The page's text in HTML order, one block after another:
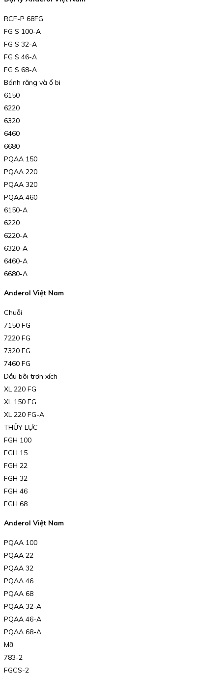
RCF-P 68FG
FG S 100-A
FG S 32-A
FG S 46-A
FG S 68-A
Bánh răng và ổ bi
6150
6220
6320
6460
6680
PQAA 150
PQAA 220
PQAA 320
PQAA 460
6150-A
6220
6220-A
6320-A
6460-A
6680-A
Anderol Việt Nam
Chuỗi
7150 FG
7220 FG
7320 FG
7460 FG
Dầu bôi trơn xích
XL 220 FG
XL 150 FG
XL 220 FG-A
THỦY LỰC
FGH 100
FGH 15
FGH 22
FGH 32
FGH 46
FGH 68
Anderol Việt Nam
PQAA 100
PQAA 22
PQAA 32
PQAA 46
PQAA 68
PQAA 32-A
PQAA 46-A
PQAA 68-A
Mỡ
783-2
FGCS-2